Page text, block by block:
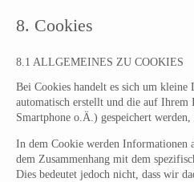
8. Cookies
8.1 ALLGEMEINES ZU COOKIES
Bei Cookies handelt es sich um
automatisch erstellt und die auf Ihrem
Smartphone o.Ä.) gespeichert werden,
In dem Cookie werden Informationen
dem Zusammenhang mit dem
Dies bedeutet jedoch nicht, dass wir